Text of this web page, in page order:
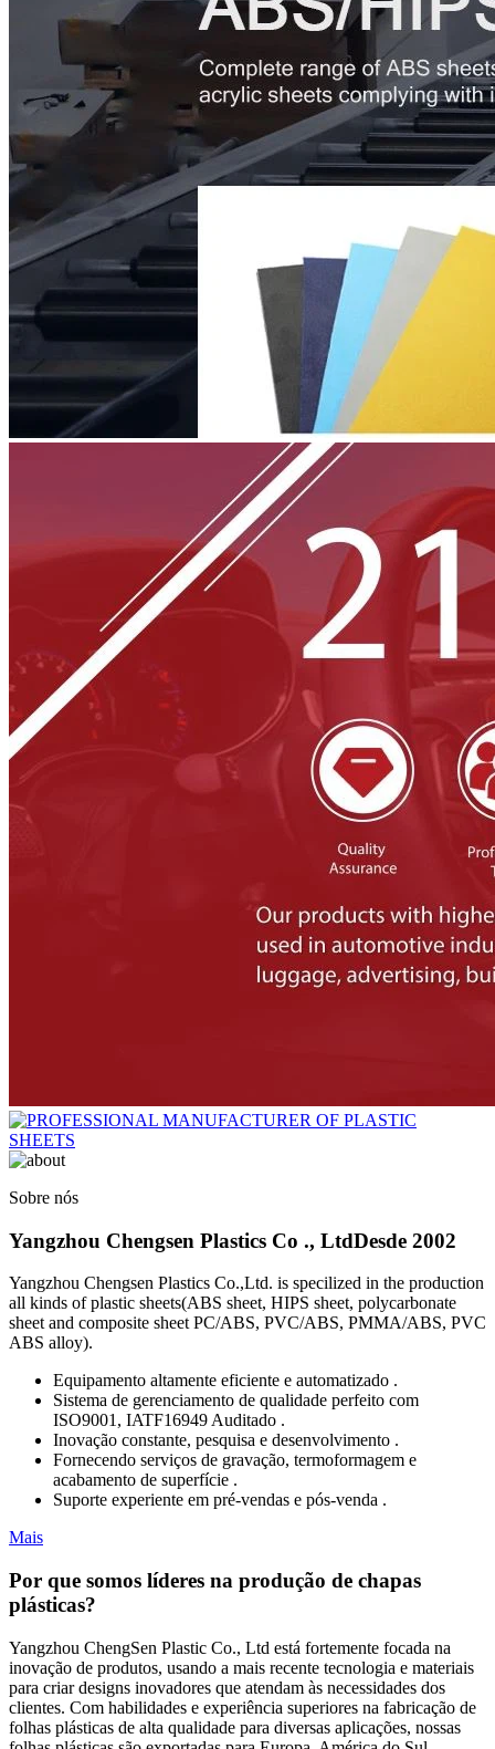
Sobre nós
Yangzhou Chengsen Plastics Co ., LtdDesde 2002
Yangzhou Chengsen Plastics Co.,Ltd. is specilized in the production
all kinds of plastic sheets(ABS sheet, HIPS sheet, polycarbonate
sheet and composite sheet PC/ABS, PVC/ABS, PMMA/ABS, PVC
ABS alloy).
Equipamento altamente eficiente e automatizado .
Sistema de gerenciamento de qualidade perfeito com
ISO9001, IATF16949 Auditado .
Inovação constante, pesquisa e desenvolvimento .
Fornecendo serviços de gravação, termoformagem e
acabamento de superfície .
Suporte experiente em pré-vendas e pós-venda .
Mais
Por que somos líderes na produção de chapas
plásticas?
Yangzhou ChengSen Plastic Co., Ltd está fortemente focada na
inovação de produtos, usando a mais recente tecnologia e materiais
para criar designs inovadores que atendam às necessidades dos
clientes. Com habilidades e experiência superiores na fabricação de
folhas plásticas de alta qualidade para diversas aplicações, nossas